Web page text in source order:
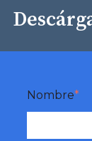
Nombre*